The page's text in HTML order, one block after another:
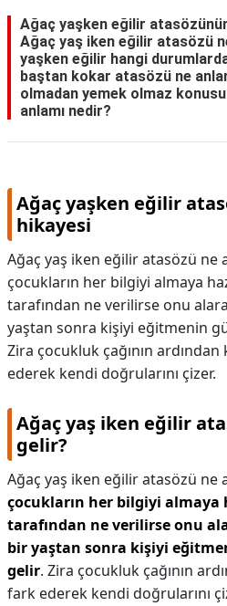
Ağaç yaşken eğilir
Ağaç yaş iken eğilir atasözü
yaşken eğilir hangi durumlarda
baştan kokar atasözü ne
olmadan yemek olmaz
anlamı nedir?
Ağaç yaşken eğilir
hikayesi
Ağaç yaş iken eğilir atasözü ne
çocukların her bilgiyi almaya
tarafından ne verilirse onu
yaştan sonra kişiyi eğitmenin
Zira çocukluk çağının
ederek kendi doğrularını çizer.
Ağaç yaş iken eğilir
gelir?
Ağaç yaş iken eğilir atasözü ne
çocukların her bilgiyi almaya
tarafından ne verilirse onu
bir yaştan sonra kişiyi
gelir. Zira çocukluk çağının
fark ederek kendi doğrularını